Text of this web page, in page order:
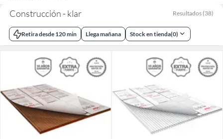
Construcción - klar Resultados (38)
Retira desde 120 min Llega mañana Stock en tienda(0)